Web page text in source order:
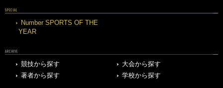
SPECIAL
Number SPORTS OF THE
YEAR
ARCHIVE
競技から探す
大会から探す
著者から探す
学校から探す